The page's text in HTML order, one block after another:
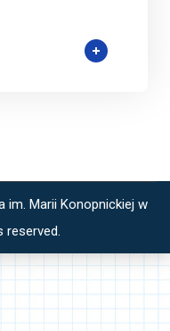
im. Marii Konopnickiej w
reserved.